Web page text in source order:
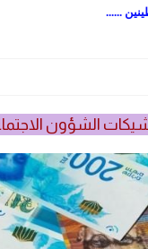
......
الشؤون